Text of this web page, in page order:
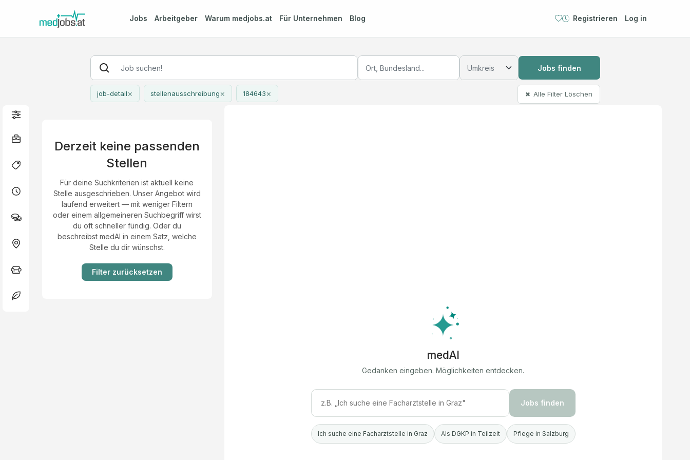
Jobs Arbeitgeber Warum medjobs.at Für Unternehmen Blog Registrieren Log in
Jobs finden
job-detail× stellenausschreibung× 184643× ✖ Alle Filter Löschen
Derzeit keine passenden
Stellen
Für deine Suchkriterien ist aktuell keine
Stelle ausgeschrieben. Unser Angebot wird
laufend erweitert — mit weniger Filtern
oder einem allgemeineren Suchbegriff wirst
du oft schneller fündig. Oder du
beschreibst medAI in einem Satz, welche
Stelle du dir wünschst.
Filter zurücksetzen
medAI
Gedanken eingeben. Möglichkeiten entdecken.
Jobs finden
Ich suche eine Facharztstelle in Graz Als DGKP in Teilzeit Pflege in Salzburg